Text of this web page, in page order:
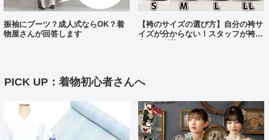
振袖にブーツ？成人式ならOK？着
物屋さんが回答します
【袴のサイズの選び方】自分の袴サ
イズが分からない！スタッフが袴、
PICK UP：着物初心者さんへ